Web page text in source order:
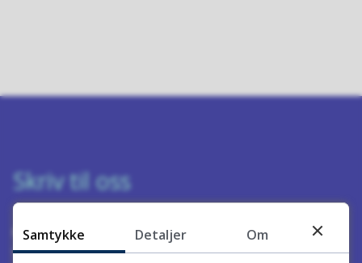
Skriv til oss
Rauma kommune
Vollan 8A
Samtykke Detaljer Om